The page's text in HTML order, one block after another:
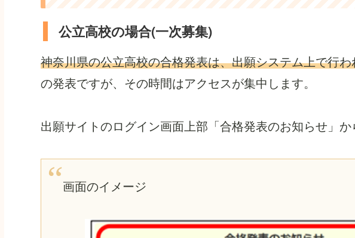
公立高校の場合(一次募集)
神奈川県の公立高校の合格発表は、出願システム上で行わ
の発表ですが、その時間はアクセスが集中します。
出願サイトのログイン画面上部「合格発表のお知らせ」か
画面のイメージ